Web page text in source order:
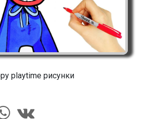
playtime рисунки